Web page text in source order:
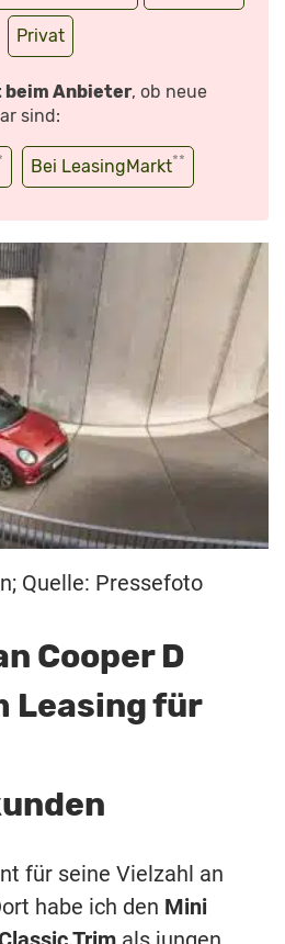
Privat
beim Anbieter, ob neue
sind:
Bei LeasingMarkt**
Quelle: Pressefoto
Cooper D
Leasing für
für seine Vielzahl an
habe ich den Mini